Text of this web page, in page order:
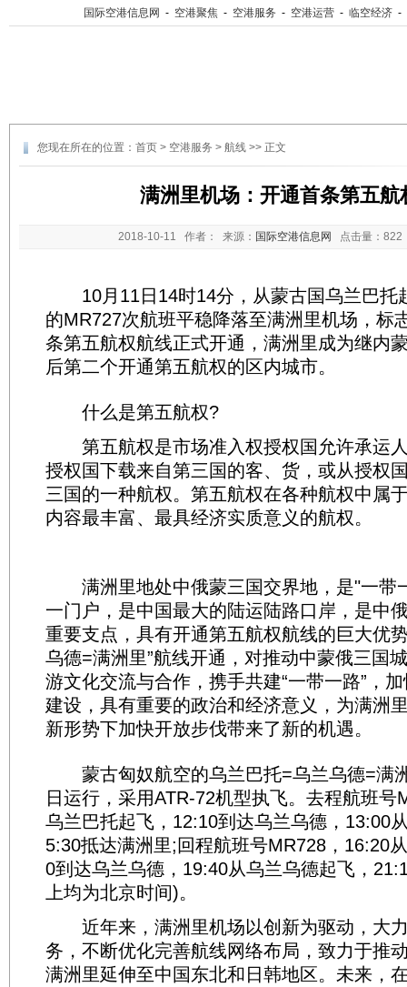
国际空港信息网 - 空港聚焦 - 空港服务 - 空港运营 - 临空经济 -
您现在所在的位置： 首页 > 空港服务 > 航线 >> 正文
满洲里机场：开通首条第五航
2018-10-11 作者： 来源： 国际空港信息网 点击量：
10月11日14时14分，从蒙古国乌兰巴托
的MR727次航班平稳降落至满洲里机场，标
条第五航权航线正式开通，满洲里成为继内
后第二个开通第五航权的区内城市。
什么是第五航权?
第五航权是市场准入权授权国允许承运
授权国下载来自第三国的客、货，或从授权
三国的一种航权。第五航权在各种航权中属
内容最丰富、最具经济实质意义的航权。
满洲里地处中俄蒙三国交界地，是"一带
一门户，是中国最大的陆运陆路口岸，是中
重要支点，具有开通第五航权航线的巨大优
乌德=满洲里”航线开通，对推动中蒙俄三国
游文化交流与合作，携手共建“一带一路”，
建设，具有重要的政治和经济意义，为满洲
新形势下加快开放步伐带来了新的机遇。
蒙古匈奴航空的乌兰巴托=乌兰乌德=满
日运行，采用ATR-72机型执飞。去程航班号
乌兰巴托起飞，12:10到达乌兰乌德，13:00
5:30抵达满洲里;回程航班号MR728，16:20
0到达乌兰乌德，19:40从乌兰乌德起飞，
上均为北京时间)。
近年来，满洲里机场以创新为驱动，大
务，不断优化完善航线网络布局，致力于推
满洲里延伸至中国东北和日韩地区。未来，